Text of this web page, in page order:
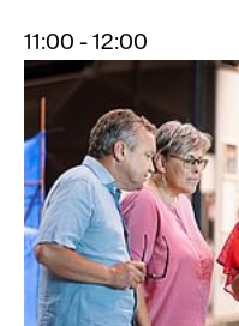
11:00 - 12:00